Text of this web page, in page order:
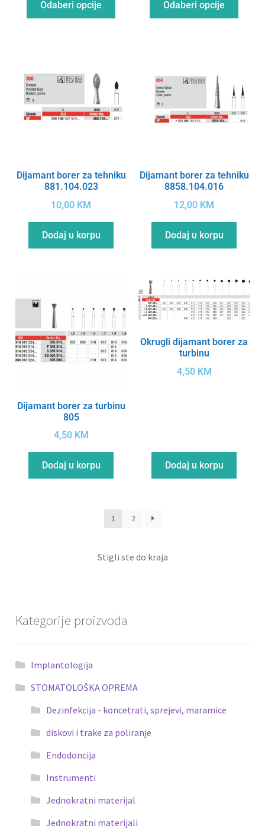
Odaberi opcije Odaberi opcije
Dijamant borer za tehniku
881.104.023
10,00 KM
Dodaj u korpu
Dijamant borer za tehniku
8858.104.016
12,00 KM
Dodaj u korpu
Dijamant borer za turbinu
805
4,50 KM
Dodaj u korpu
Okrugli dijamant borer za
turbinu
4,50 KM
Dodaj u korpu
1 2
Stigli ste do kraja
Kategorije proizvoda
Implantologija
STOMATOLOŠKA OPREMA
Dezinfekcija - koncetrati, sprejevi, maramice
diskovi i trake za poliranje
Endodoncija
Instrumenti
Jednokratni materijal
Jednokratni materijali